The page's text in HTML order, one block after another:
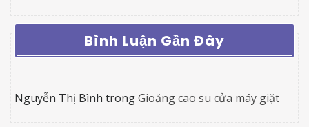
Bình Luận Gần Đây
Nguyễn Thị Bình trongGioăng cao su cửa máy giặt